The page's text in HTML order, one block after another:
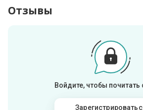
Отзывы
Войдите, чтобы